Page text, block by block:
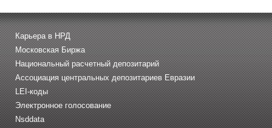
Карьера в НРД
Московская Биржа
Национальный расчетный депозитарий
Ассоциация центральных депозитариев Евразии
LEI-коды
Электронное голосование
Nsddata